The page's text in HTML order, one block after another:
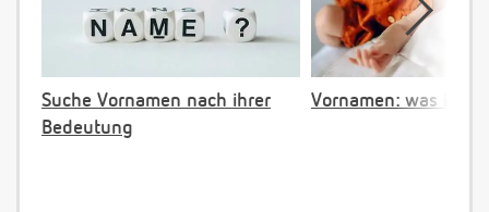
Suche Vornamen nach ihrer
Bedeutung
Vornamen: was ist